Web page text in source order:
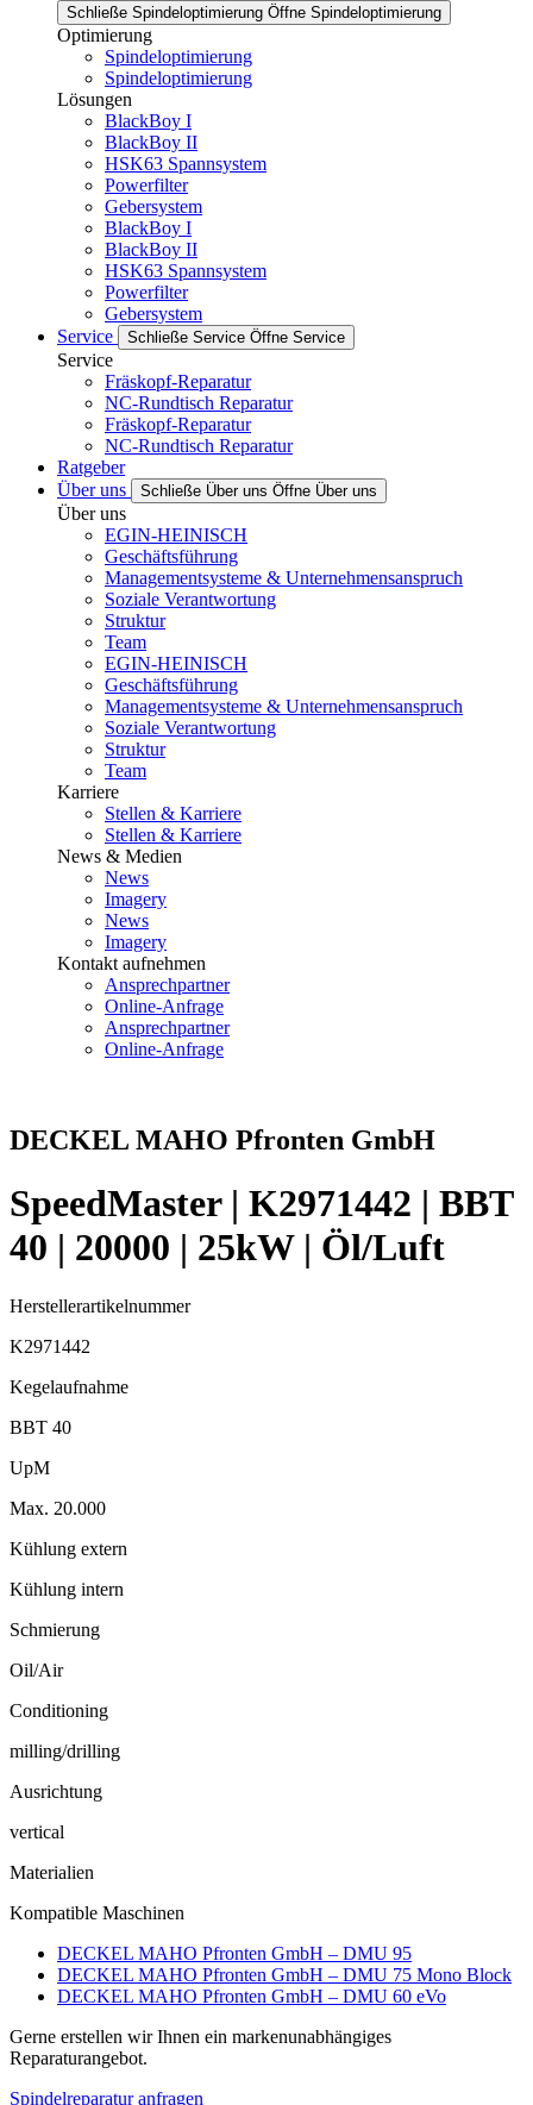
Schließe Spindeloptimierung Öffne Spindeloptimierung
Optimierung
Spindeloptimierung
Spindeloptimierung
Lösungen
BlackBoy I
BlackBoy II
HSK63 Spannsystem
Powerfilter
Gebersystem
BlackBoy I
BlackBoy II
HSK63 Spannsystem
Powerfilter
Gebersystem
Service
Schließe Service Öffne Service
Service
Fräskopf-Reparatur
NC-Rundtisch Reparatur
Fräskopf-Reparatur
NC-Rundtisch Reparatur
Ratgeber
Über uns
Schließe Über uns Öffne Über uns
Über uns
EGIN-HEINISCH
Geschäftsführung
Managementsysteme & Unternehmensanspruch
Soziale Verantwortung
Struktur
Team
EGIN-HEINISCH
Geschäftsführung
Managementsysteme & Unternehmensanspruch
Soziale Verantwortung
Struktur
Team
Karriere
Stellen & Karriere
Stellen & Karriere
News & Medien
News
Imagery
News
Imagery
Kontakt aufnehmen
Ansprechpartner
Online-Anfrage
Ansprechpartner
Online-Anfrage
DECKEL MAHO Pfronten GmbH
SpeedMaster | K2971442 | BBT
40 | 20000 | 25kW | Öl/Luft
Herstellerartikelnummer
K2971442
Kegelaufnahme
BBT 40
UpM
Max. 20.000
Kühlung extern
Kühlung intern
Schmierung
Oil/Air
Conditioning
milling/drilling
Ausrichtung
vertical
Materialien
Kompatible Maschinen
DECKEL MAHO Pfronten GmbH – DMU 95
DECKEL MAHO Pfronten GmbH – DMU 75 Mono Block
DECKEL MAHO Pfronten GmbH – DMU 60 eVo
Gerne erstellen wir Ihnen ein markenunabhängiges
Reparaturangebot.
Spindelreparatur anfragen